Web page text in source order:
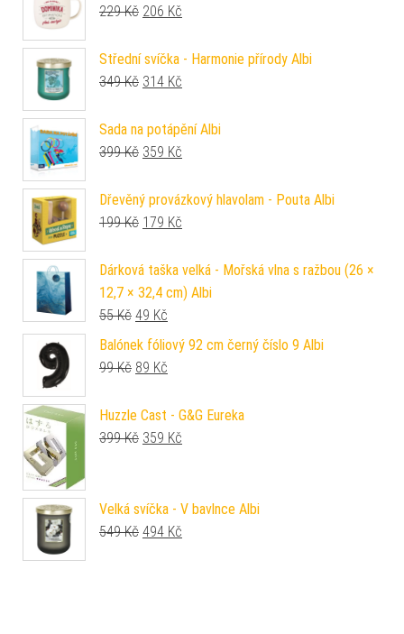
229Kč Původní cena byla: 229 Kč.
206 Kč
Střední svíčka - Harmonie přírody Albi
349Kč Původní cena byla: 349 Kč.
314 Kč
Sada na potápění Albi
399Kč Původní cena byla: 399 Kč.
359 Kč
Dřevěný provázkový hlavolam - Pouta Albi
199Kč Původní cena byla: 199 Kč.
179 Kč
Dárková taška velká - Mořská vlna s ražbou (26 ×
12,7 × 32,4 cm) Albi
55Kč Původní cena byla: 55 Kč.
49 Kč
Balónek fóliový 92 cm černý číslo 9 Albi
99Kč Původní cena byla: 99 Kč.
89 Kč
Huzzle Cast - G&G Eureka
399Kč Původní cena byla: 399 Kč.
359 Kč
Velká svíčka - V bavlnce Albi
549Kč Původní cena byla: 549 Kč.
494 Kč